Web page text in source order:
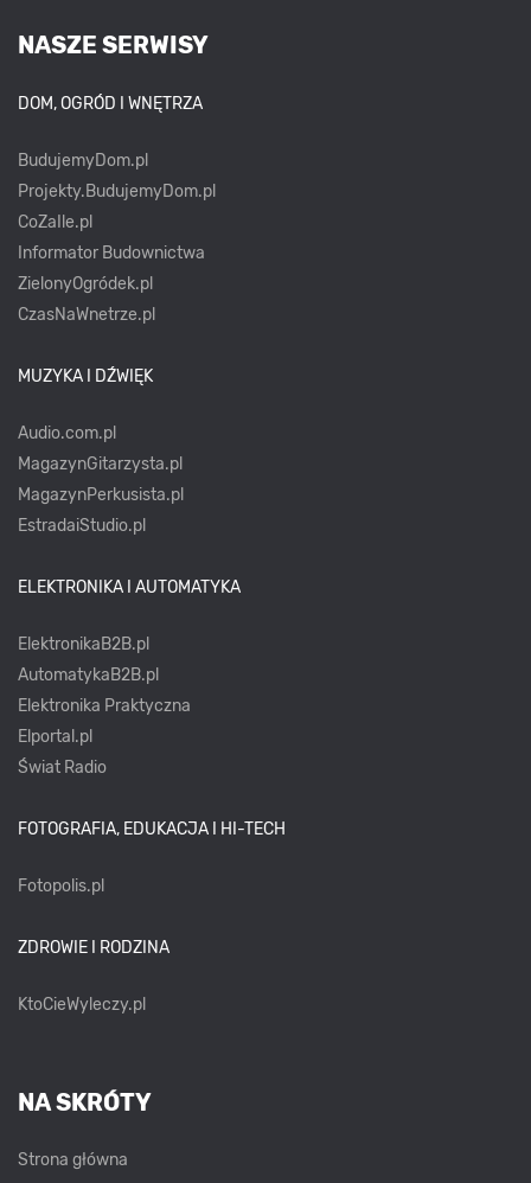
NASZE SERWISY
DOM, OGRÓD I WNĘTRZA
BudujemyDom.pl
Projekty.BudujemyDom.pl
CoZaIle.pl
Informator Budownictwa
ZielonyOgródek.pl
CzasNaWnetrze.pl
MUZYKA I DŹWIĘK
Audio.com.pl
MagazynGitarzysta.pl
MagazynPerkusista.pl
EstradaiStudio.pl
ELEKTRONIKA I AUTOMATYKA
ElektronikaB2B.pl
AutomatykaB2B.pl
Elektronika Praktyczna
Elportal.pl
Świat Radio
FOTOGRAFIA, EDUKACJA I HI-TECH
Fotopolis.pl
ZDROWIE I RODZINA
KtoCieWyleczy.pl
NA SKRÓTY
Strona główna